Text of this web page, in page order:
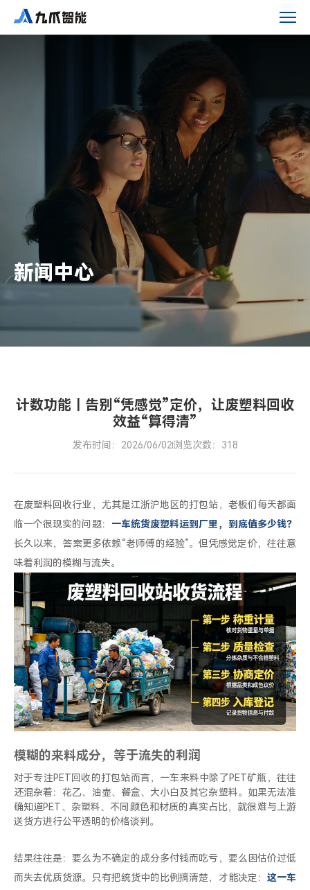
收
益“算
得
新闻中心
计数功能｜告别“凭感觉”定价，让废塑料回收
效益“算得清”
发布时间：2026/06/02浏览次数：318
在废塑料回收行业，尤其是江浙沪地区的打包站，老板们每天都面
临一个很现实的问题： 一车统货废塑料运到厂里，到底值多少钱？
长久以来，答案更多依赖“老师傅的经验”。但凭感觉定价，往往意
味着利润的模糊与流失。
模糊的来料成分，等于流失的利润
对于专注PET回收的打包站而言，一车来料中除了PET矿瓶，往往
还混杂着：花乙、油壶、餐盒、大小白及其它杂塑料。如果无法准
确知道PET、杂塑料、不同颜色和材质的真实占比，就很难与上游
送货方进行公平透明的价格谈判。
结果往往是：要么为不确定的成分多付钱而吃亏，要么因估价过低
而失去优质货源。只有把统货中的比例搞清楚，才能决定： 这一车